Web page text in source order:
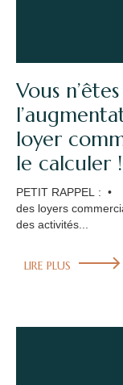
Vous
loyer
le calculer !
PETIT RAPPEL : •
des loyers
des activités...
LIRE PLUS